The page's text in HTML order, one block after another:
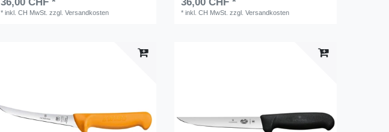
*inkl. CH MwSt. zzgl.Versandkosten *inkl. CH MwSt. zzgl.Versandkosten